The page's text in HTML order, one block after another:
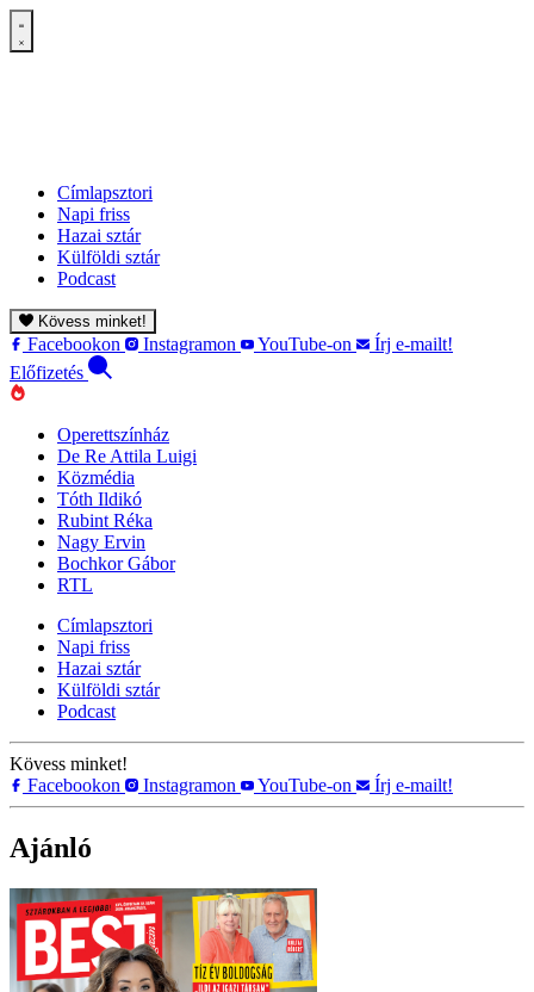
Címlapsztori
Napi friss
Hazai sztár
Külföldi sztár
Podcast
Kövess minket!
Facebookon Instagramon YouTube-on
Írj e-mailt!
Előfizetés
Operettszínház
De Re Attila Luigi
Közmédia
Tóth Ildikó
Rubint Réka
Nagy Ervin
Bochkor Gábor
RTL
Címlapsztori
Napi friss
Hazai sztár
Külföldi sztár
Podcast
Kövess minket!
Facebookon
Instagramon YouTube-on Írj e-mailt!
Ajánló